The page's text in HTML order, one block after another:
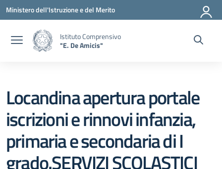
Vai ai contenuti
Vai al menu di navigazione
Vai al footer
Ministero dell'Istruzione e del Merito
Istituto Comprensivo
"E. De Amicis"
Locandina apertura portale
iscrizioni e rinnovi infanzia,
primaria e secondaria di I
grado.SERVIZI SCOLASTICI